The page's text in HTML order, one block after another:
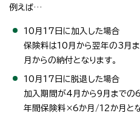
例えば…
10月17日に加入した場合
保険料は10月から翌年の3月
月からの納付となります。
10月17日に脱退した場合
加入期間が4月から9月までの
年間保険料×6か月/12か月とな